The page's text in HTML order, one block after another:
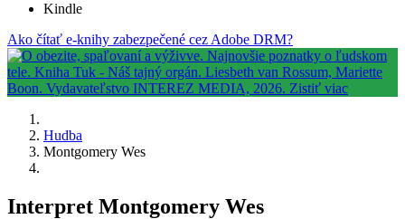
Kindle
Ako čítať e-knihy zabezpečené cez Adobe DRM?
Hudba
Montgomery Wes
Interpret Montgomery Wes